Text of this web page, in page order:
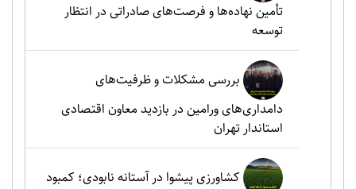
تأمین نهاده‌ها و فرصت‌های صادراتی در انتظار
توسعه
بررسی مشکلات و ظرفیت‌های
دامداری‌های ورامین در بازدید معاون اقتصادی
استاندار تهران
کشاورزی پیشوا در آستانه نابودی؛ کمبود